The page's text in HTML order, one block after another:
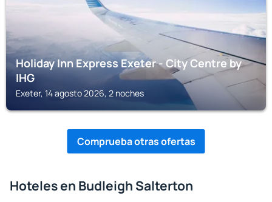
Holiday Inn Express Exeter - City Centre by
IHG
Exeter, 14 agosto 2026, 2 noches
Comprueba otras ofertas
Hoteles en Budleigh Salterton